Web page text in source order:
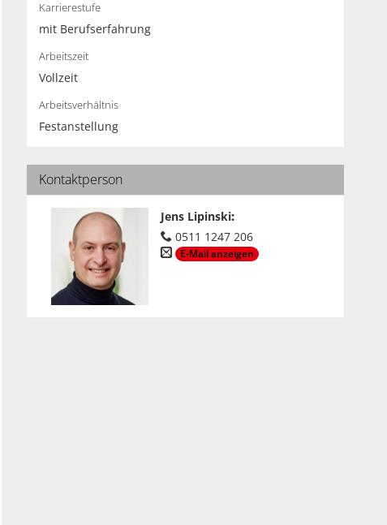
Karrierestufe
mit Berufserfahrung
Arbeitszeit
Vollzeit
Arbeitsverhältnis
Festanstellung
Kontaktperson
Jens Lipinski:
0511 1247 206
E-Mail anzeigen